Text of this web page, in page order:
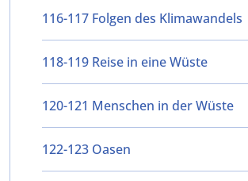
116-117 Folgen des Klimawandels
118-119 Reise in eine Wüste
120-121 Menschen in der Wüste
122-123 Oasen